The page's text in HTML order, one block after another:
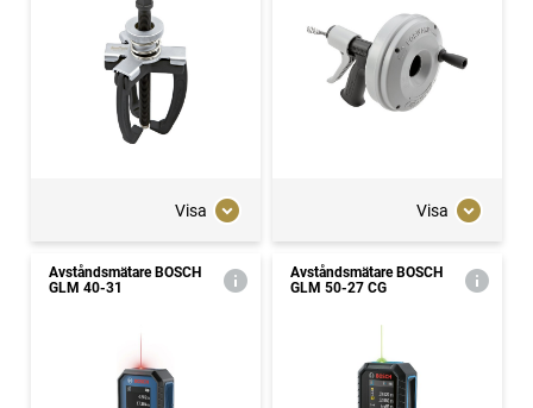
Visa Visa
Avståndsmätare BOSCH
GLM 40-31
Avståndsmätare BOSCH
GLM 50-27 CG